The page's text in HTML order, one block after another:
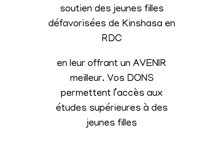
soutien des jeunes filles
défavorisées de Kinshasa en
RDC
en leur offrant un AVENIR
meilleur. Vos DONS
permettent l’accès aux
études supérieures à des
jeunes filles